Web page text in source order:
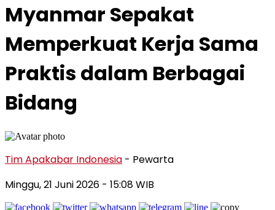
Myanmar Sepakat
Memperkuat Kerja Sama
Praktis dalam Berbagai
Bidang
Tim Apakabar Indonesia - Pewarta
Minggu, 21 Juni 2026 - 15:08 WIB